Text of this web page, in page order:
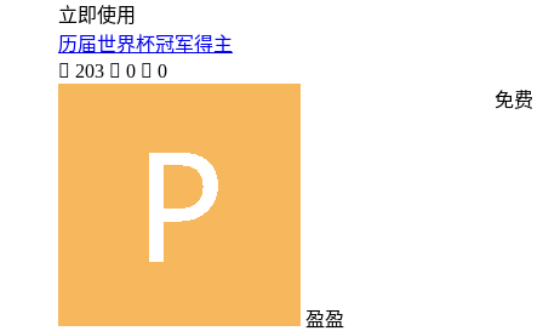
立即使用
历届世界杯冠军得主
 203  0  0
盈盈
免费